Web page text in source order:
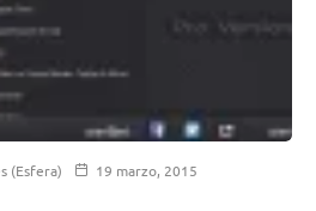
(Esfera)
19 marzo, 2015